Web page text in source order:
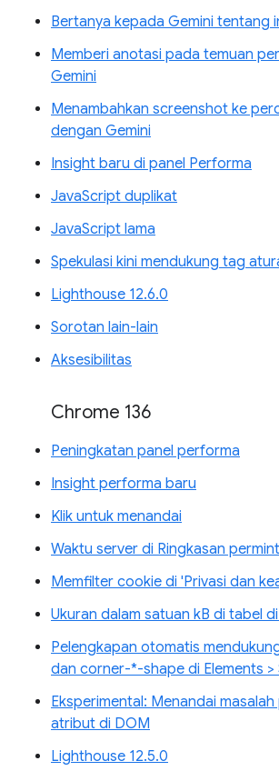
Bertanya kepada Gemini tentang
Memberi anotasi pada temuan
Gemini
Menambahkan screenshot ke
dengan Gemini
Insight baru di panel Performa
JavaScript duplikat
JavaScript lama
Spekulasi kini mendukung tag
Lighthouse 12.6.0
Sorotan lain-lain
Aksesibilitas
Chrome 136
Peningkatan panel performa
Insight performa baru
Klik untuk menandai
Waktu server di Ringkasan
Memfilter cookie di 'Privasi dan
Ukuran dalam satuan kB di tabel
Pelengkapan otomatis
dan corner-*-shape di Elements >
Eksperimental: Menandai
atribut di DOM
Lighthouse 12.5.0